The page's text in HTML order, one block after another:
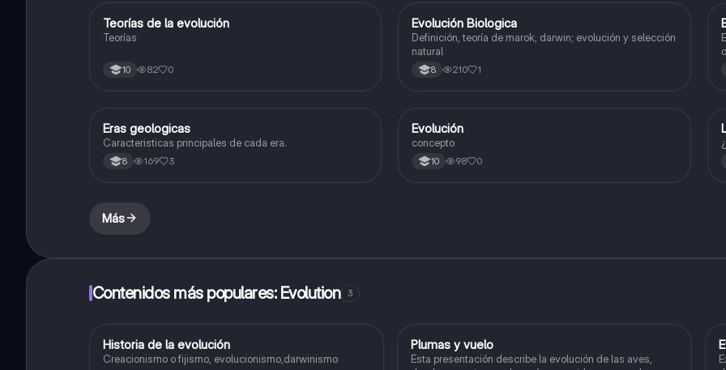
Biologia
Teorías de la evolución
Teorías
10 82 0
Biologia
Evolución Biologica
Definición, teoría de marok, darwin; evolución y selección
natural
8 210 1
Biologia
Eras geologicas
Caracteristicas principales de cada era.
8 169 3
Biologia
Evolución
concepto
10 98 0
Más
Contenidos más populares: Evolution 3
Biologia
Historia de la evolución
Creacionismo o fijismo, evolucionismo,darwinismo
Biologia
Plumas y vuelo
Esta presentación describe la evolución de las aves,